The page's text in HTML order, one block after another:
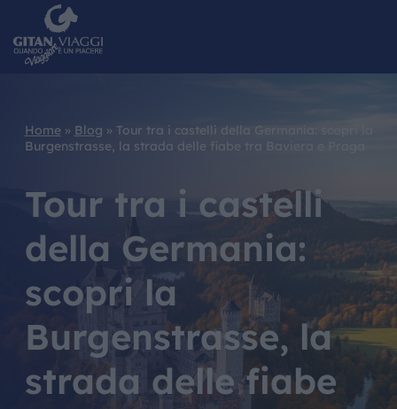
Home » Blog » Tour tra i castelli della Germania: scopri la
Burgenstrasse, la strada delle fiabe tra Baviera e Praga
Tour tra i castelli
della Germania:
scopri la
Burgenstrasse, la
strada delle fiabe